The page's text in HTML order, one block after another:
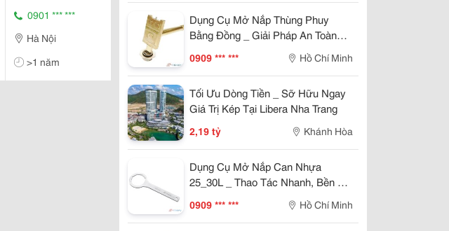
0901 *** ***
Hà Nội
>1 năm
Dụng Cụ Mở Nắp Thùng Phuy
Bằng Đồng _ Giải Pháp An Toàn
Cho Môi Trường Chống Cháy Nổ
0909 *** *** Hồ Chí Minh
Tối Ưu Dòng Tiền _ Sỡ Hữu Ngay
Giá Trị Kép Tại Libera Nha Trang
2,19 tỷ Khánh Hòa
Dụng Cụ Mở Nắp Can Nhựa
25_30L _ Thao Tác Nhanh, Bền Bỉ
Cho Sản Xuất Công Nghiệp
0909 *** *** Hồ Chí Minh